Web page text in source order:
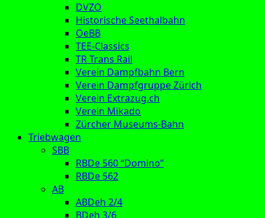
DVZO
Historische Seethalbahn
OeBB
TEE-Classics
TR Trans Rail
Verein Dampfbahn Bern
Verein Dampfgruppe Zürich
Verein Extrazug.ch
Verein Mikado
Zürcher Museums-Bahn
Triebwagen
SBB
RBDe 560 “Domino”
RBDe 562
AB
ABDeh 2/4
BDeh 3/6